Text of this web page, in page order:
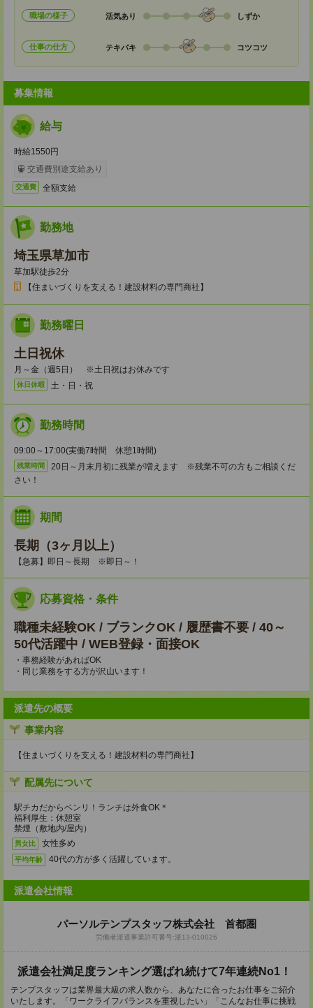
職場の様子 活気あり しずか
仕事の仕方 テキパキ コツコツ
募集情報
給与
時給1550円
交通費別途支給あり
交通費 全額支給
勤務地
埼玉県草加市
草加駅徒歩2分
【住まいづくりを支える！建設材料の専門商社】
勤務曜日
土日祝休
月～金（週5日） ※土日祝はお休みです
休日休暇 土・日・祝
勤務時間
09:00～17:00(実働7時間 休憩1時間)
残業時間
20日～月末月初に残業が増えます ※残業不可の方もご相談くだ
さい！
期間
長期（3ヶ月以上）
【急募】即日～長期 ※即日～！
応募資格・条件
職種未経験OK / ブランクOK / 履歴書不要 / 40～
50代活躍中 / WEB登録・面接OK
・事務経験があればOK
・同じ業務をする方が沢山います！
派遣先の概要
事業内容
【住まいづくりを支える！建設材料の専門商社】
配属先について
駅チカだからベンリ！ランチは外食OK＊
福利厚生：休憩室
禁煙（敷地内/屋内）
男女比 女性多め
平均年齢 40代の方が多く活躍しています。
派遣会社情報
パーソルテンプスタッフ株式会社 首都圏
労働者派遣事業許可番号:派13-010026
派遣会社満足度ランキング選ばれ続けて7年連続No1！
テンプスタッフは業界最大級の求人数から、あなたに合ったお仕事をご紹介
いたします。「ワークライフバランスを重視したい」「こんなお仕事に挑戦